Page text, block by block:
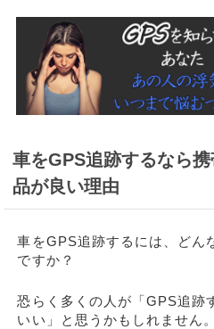
車をGPS追跡するなら
品が良い理由
車をGPS追跡するには、どん
ですか？
恐らく多くの人が「GPS追跡
いい」と思うかもしれません。